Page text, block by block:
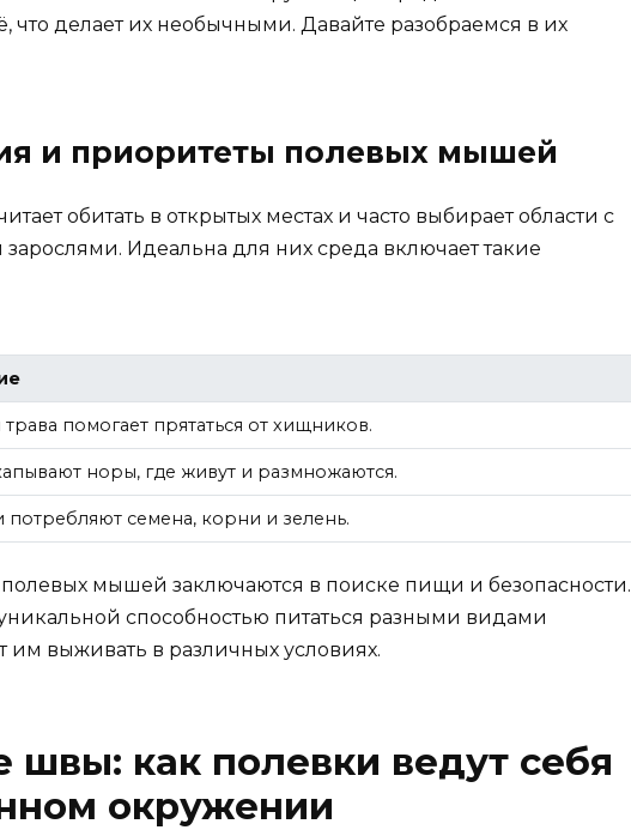
что делает их необычными. Давайте разобраемся в их
и приоритеты полевых мышей
обитать в открытых местах и часто выбирает области с
Идеальна для них среда включает такие
помогает прятаться от хищников.
норы, где живут и размножаются.
потребляют семена, корни и зелень.
мышей заключаются в поиске пищи и безопасности.
способностью питаться разными видами
им выживать в различных условиях.
швы: как полевки ведут себя
окружении